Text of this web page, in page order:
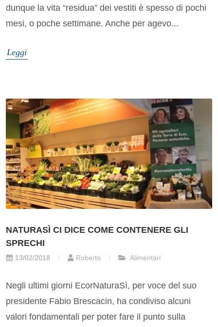
dunque la vita “residua” dei vestiti è spesso di pochi
mesi, o poche settimane. Anche per agevo...
Leggi
NATURASÌ CI DICE COME CONTENERE GLI
SPRECHI
13/02/2018 Roberto Alimentari
Negli ultimi giorni EcorNaturaSì, per voce del suo
presidente Fabio Brescacin, ha condiviso alcuni
valori fondamentali per poter fare il punto sulla